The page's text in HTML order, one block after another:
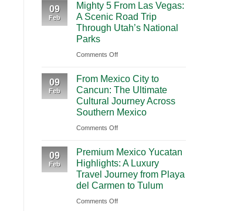
09
Feb
Mighty 5 From Las Vegas:
A Scenic Road Trip
Through Utah’s National
Parks
Comments Offon
5
From
Las
A
Road
Through
09
Feb
From Mexico City to
Cancun: The Ultimate
Cultural Journey Across
Southern Mexico
Comments Offon
Mexico
City
to
The
09
Feb
Premium Mexico Yucatan
Highlights: A Luxury
Travel Journey from Playa
del Carmen to Tulum
Comments Offon